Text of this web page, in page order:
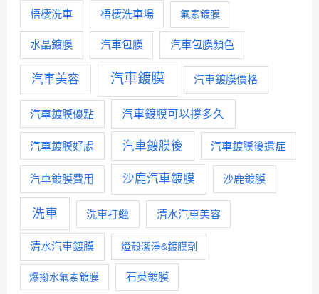
梧棲洗車 梧棲洗車場 氟素鍍膜
水晶鍍膜 汽車包膜 汽車包膜顏色
汽車美容 汽車鍍膜 汽車鍍膜價格
汽車鍍膜優點 汽車鍍膜可以撐多久
汽車鍍膜好處 汽車鍍膜後 汽車鍍膜後遺症
汽車鍍膜費用 沙鹿汽車鍍膜 沙鹿鍍膜
洗車 洗車打蠟 清水汽車美容
清水汽車鍍膜 燈殼潔淨&鍍膜劑
爆撥水氟素鍍膜 石英鍍膜